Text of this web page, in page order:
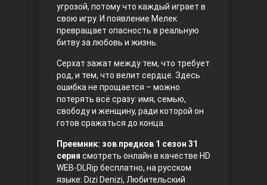
Воскресший Эртугрул
Три сестры
угрозой, потому что каждый играет в
свою игру. И появление Мелек
превращает опасность в реальную
битву за любовь и жизнь.
Серхат зажат между тем, что требует
род, и тем, что велит сердце. Здесь
ошибка не прощается – можно
потерять всё сразу: имя, семью,
свободу и женщину, ради которой он
готов сражаться до конца.
Преемник: зов предков 1 сезон 31
серия смотреть онлайн в качестве HD
WEB-DLRip бесплатно, на русском
языке: Dizi Denizi, Любительский